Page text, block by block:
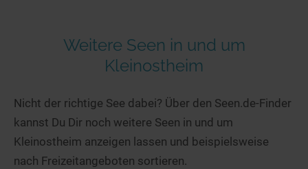
Weitere Seen in und um
Kleinostheim
Nicht der richtige See dabei? Über den Seen.de-Finder
kannst Du Dir noch weitere Seen in und um
Kleinostheim anzeigen lassen und beispielsweise
nach Freizeitangeboten sortieren.